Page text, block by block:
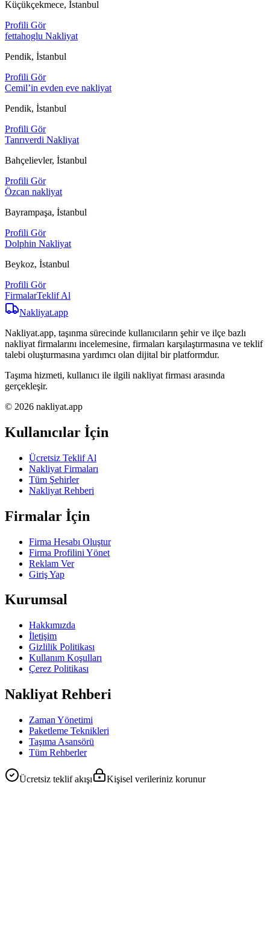
Küçükçekmece, İstanbul
Profili Gör
fettahoglu Nakliyat
Pendik, İstanbul
Profili Gör
Cemil’in evden eve nakliyat
Pendik, İstanbul
Profili Gör
Tanrıverdi Nakliyat
Bahçelievler, İstanbul
Profili Gör
Özcan nakliyat
Bayrampaşa, İstanbul
Profili Gör
Dolphin Nakliyat
Beykoz, İstanbul
Profili Gör
FirmalarTeklif Al
Nakliyat.app
Nakliyat.app, taşınma sürecinde kullanıcıların şehir ve ilçe bazlı
nakliyat firmalarını incelemesine, firmaları karşılaştırmasına ve teklif
talebi oluşturmasına yardımcı olan dijital bir platformdur.
Taşıma hizmeti, kullanıcı ile ilgili nakliyat firması arasında
gerçekleşir.
© 2026 nakliyat.app
Kullanıcılar İçin
Ücretsiz Teklif Al
Nakliyat Firmaları
Tüm Şehirler
Nakliyat Rehberi
Firmalar İçin
Firma Hesabı Oluştur
Firma Profilini Yönet
Reklam Ver
Giriş Yap
Kurumsal
Hakkımızda
İletişim
Gizlilik Politikası
Kullanım Koşulları
Çerez Politikası
Nakliyat Rehberi
Zaman Yönetimi
Paketleme Teknikleri
Taşıma Asansörü
Tüm Rehberler
Ücretsiz teklif akışı Kişisel verileriniz korunur